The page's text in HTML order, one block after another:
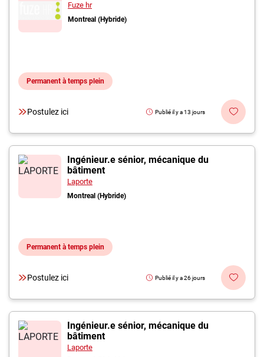
Fuze hr
Montreal (Hybride)
Permanent à temps plein
Postulez ici Publié il y a 13 jours
Ingénieur.e sénior, mécanique du
bâtiment
Laporte
Montreal (Hybride)
Permanent à temps plein
Postulez ici Publié il y a 26 jours
Ingénieur.e sénior, mécanique du
bâtiment
Laporte